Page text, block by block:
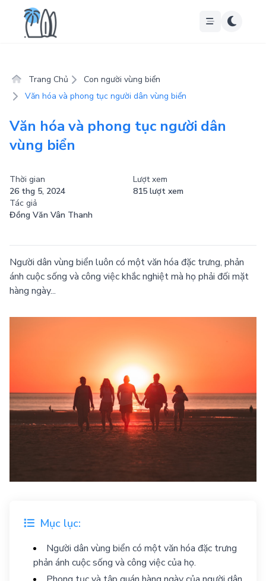
Trang Chủ
Con người vùng biển
Văn hóa và phong tục người dân vùng biển
Văn hóa và phong tục người dân
vùng biển
Thời gian
26 thg 5, 2024
Lượt xem
815 lượt xem
Tác giả
Đồng Văn Vân Thanh
Người dân vùng biển luôn có một văn hóa đặc trưng, phản
ánh cuộc sống và công việc khắc nghiệt mà họ phải đối mặt
hàng ngày...
Mục lục:
Người dân vùng biển có một văn hóa đặc trưng
phản ánh cuộc sống và công việc của họ.